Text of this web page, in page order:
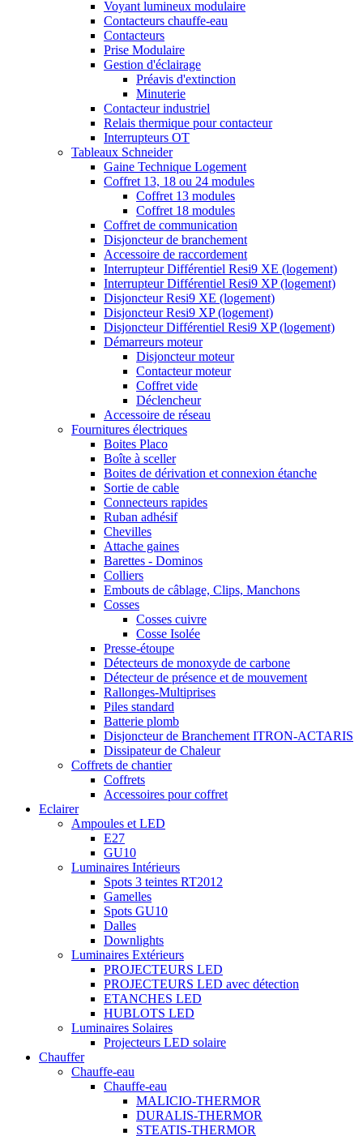
Voyant lumineux modulaire
Contacteurs chauffe-eau
Contacteurs
Prise Modulaire
Gestion d'éclairage
Préavis d'extinction
Minuterie
Contacteur industriel
Relais thermique pour contacteur
Interrupteurs OT
Tableaux Schneider
Gaine Technique Logement
Coffret 13, 18 ou 24 modules
Coffret 13 modules
Coffret 18 modules
Coffret de communication
Disjoncteur de branchement
Accessoire de raccordement
Interrupteur Différentiel Resi9 XE (logement)
Interrupteur Différentiel Resi9 XP (logement)
Disjoncteur Resi9 XE (logement)
Disjoncteur Resi9 XP (logement)
Disjoncteur Différentiel Resi9 XP (logement)
Démarreurs moteur
Disjoncteur moteur
Contacteur moteur
Coffret vide
Déclencheur
Accessoire de réseau
Fournitures électriques
Boites Placo
Boîte à sceller
Boites de dérivation et connexion étanche
Sortie de cable
Connecteurs rapides
Ruban adhésif
Chevilles
Attache gaines
Barettes - Dominos
Colliers
Embouts de câblage, Clips, Manchons
Cosses
Cosses cuivre
Cosse Isolée
Presse-étoupe
Détecteurs de monoxyde de carbone
Détecteur de présence et de mouvement
Rallonges-Multiprises
Piles standard
Batterie plomb
Disjoncteur de Branchement ITRON-ACTARIS
Dissipateur de Chaleur
Coffrets de chantier
Coffrets
Accessoires pour coffret
Eclairer
Ampoules et LED
E27
GU10
Luminaires Intérieurs
Spots 3 teintes RT2012
Gamelles
Spots GU10
Dalles
Downlights
Luminaires Extérieurs
PROJECTEURS LED
PROJECTEURS LED avec détection
ETANCHES LED
HUBLOTS LED
Luminaires Solaires
Projecteurs LED solaire
Chauffer
Chauffe-eau
Chauffe-eau
MALICIO-THERMOR
DURALIS-THERMOR
STEATIS-THERMOR